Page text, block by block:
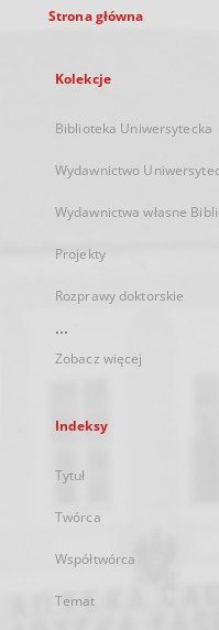
Strona główna
Kolekcje
Biblioteka Uniwersytecka
Wydawnictwo
Wydawnictwa własne
Projekty
Rozprawy doktorskie
...
Zobacz więcej
Indeksy
Tytuł
Twórca
Współtwórca
Temat